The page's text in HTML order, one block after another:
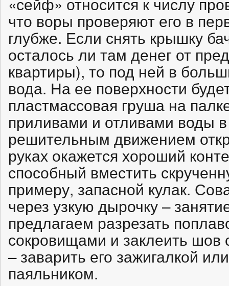
что воры проверяют его в
глубже. Если снять крышку
осталось ли там денег от
квартиры), то под ней в
вода. На ее поверхности
пластмассовая груша на
приливами и отливами воды
решительным движением
руках окажется хороший
способный вместить
примеру, запасной кулак.
через узкую дырочку –
предлагаем разрезать
сокровищами и заклеить
– заварить его зажигалкой
паяльником.